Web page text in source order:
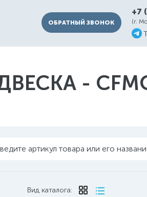
ОБРАТНЫЙ ЗВОНОК
+7
(г.
-
артикул товара или его
Вид каталога: